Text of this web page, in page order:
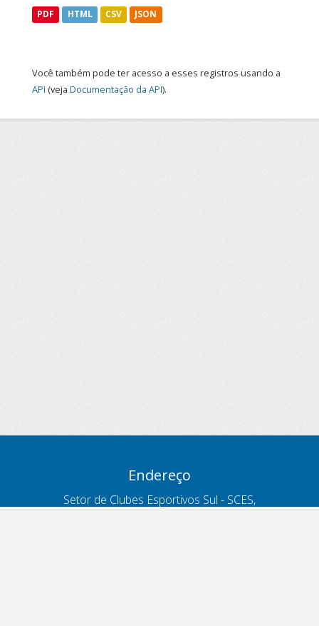
PDF HTML CSV JSON
Você também pode ter acesso a esses registros usando a
API (veja Documentação da API).
Endereço
Setor de Clubes Esportivos Sul - SCES,